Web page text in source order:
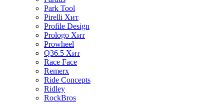
Park Tool
Pirelli Хит
Profile Design
Prologo Хит
Prowheel
Q36.5 Хит
Race Face
Remerx
Ride Concepts
Ridley
RockBros